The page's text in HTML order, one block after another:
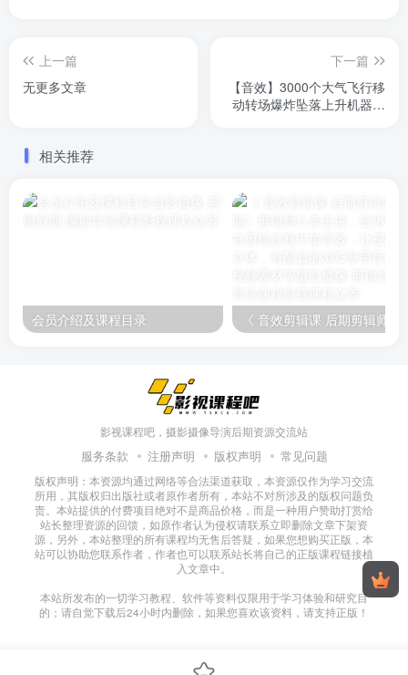
上一篇
无更多文章
下一篇
【音效】3000个大气飞行移
动转场爆炸坠落上升机器动
相关推荐
会员介绍及课程目录
影视课程吧，摄影摄像导演后期资源交流站
服务条款 注册声明 版权声明 常见问题
版权声明：本资源均通过网络等合法渠道获取，本资源仅作为学习交流
所用，其版权归出版社或者原作者所有，本站不对所涉及的版权问题负
责。本站提供的付费项目绝对不是商品价格，而是一种用户赞助打赏给
站长整理资源的回馈，如原作者认为侵权请联系立即删除文章下架资
源，另外，本站整理的所有课程均无售后答疑，如果您想购买正版，本
站可以协助您联系作者，作者也可以联系站长将自己的正版课程链接植
入文章中。
本站所发布的一切学习教程、软件等资料仅限用于学习体验和研究目
的；请自觉下载后24小时内删除，如果您喜欢该资料，请支持正版！